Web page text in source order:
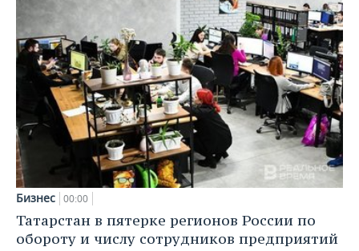
Бизнес 00:00
Татарстан в пятерке регионов России по
обороту и числу сотрудников предприятий